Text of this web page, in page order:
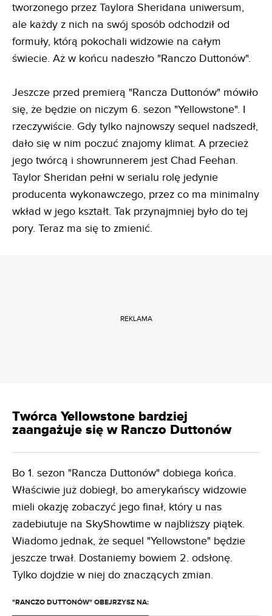
tworzonego przez Taylora Sheridana uniwersum,
ale każdy z nich na swój sposób odchodził od
formuły, którą pokochali widzowie na całym
świecie. Aż w końcu nadeszło "Ranczo Duttonów".
Jeszcze przed premierą "Rancza Duttonów" mówiło
się, że będzie on niczym 6. sezon "Yellowstone". I
rzeczywiście. Gdy tylko najnowszy sequel nadszedł,
dało się w nim poczuć znajomy klimat. A przecież
jego twórcą i showrunnerem jest Chad Feehan.
Taylor Sheridan pełni w serialu rolę jedynie
producenta wykonawczego, przez co ma minimalny
wkład w jego kształt. Tak przynajmniej było do tej
pory. Teraz ma się to zmienić.
REKLAMA
Twórca Yellowstone bardziej
zaangażuje się w Ranczo Duttonów
Bo 1. sezon "Rancza Duttonów" dobiega końca.
Właściwie już dobiegł, bo amerykańscy widzowie
mieli okazję zobaczyć jego finał, który u nas
zadebiutuje na SkyShowtime w najbliższy piątek.
Wiadomo jednak, że sequel "Yellowstone" będzie
jeszcze trwał. Dostaniemy bowiem 2. odsłonę.
Tylko dojdzie w niej do znaczących zmian.
"RANCZO DUTTONÓW" OBEJRZYSZ NA: